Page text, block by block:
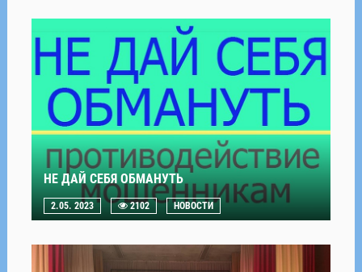
НЕ ДАЙ СЕБЯ ОБМАНУТЬ
2.05. 2023 2102 НОВОСТИ